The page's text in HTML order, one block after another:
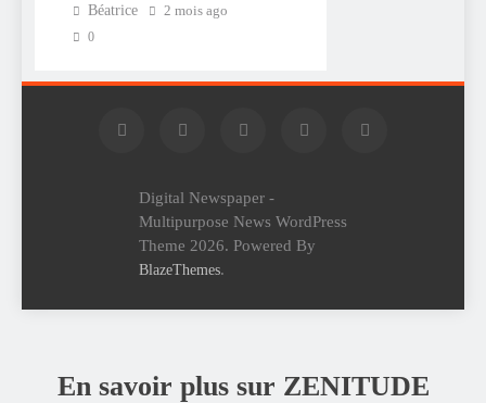
Béatrice 2 mois ago
0
Digital Newspaper -
Multipurpose News WordPress
Theme 2026. Powered By
BlazeThemes.
En savoir plus sur ZENITUDE